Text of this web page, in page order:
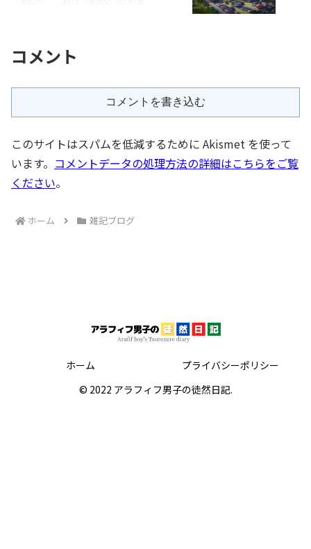
コメント
コメントを書き込む
このサイトはスパムを低減するために Akismet を使って
います。 コメントデータの処理方法の詳細はこちらをご覧
ください。
ホーム 雑記ブログ
ホーム
プライバシーポリシー
© 2022 アラフィフ男子の徒然日記.